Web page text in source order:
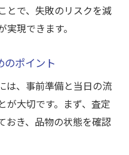
とで、失敗のリスクを減
現できます。
のポイント
は、事前準備と当日の流
が大切です。まず、査定
おき、品物の状態を確認